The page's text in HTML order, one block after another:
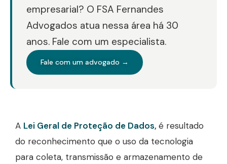
empresarial? O FSA Fernandes
Advogados atua nessa área há 30
anos. Fale com um especialista.
Fale com um advogado →
A Lei Geral de Proteção de Dados, é resultado
do reconhecimento que o uso da tecnologia
para coleta, transmissão e armazenamento de